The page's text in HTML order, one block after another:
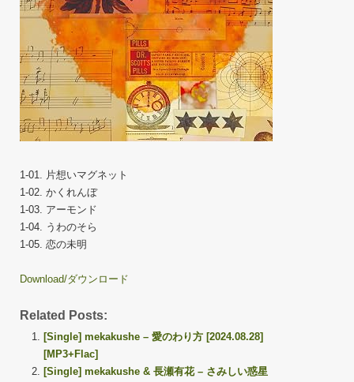
1-01. 片想いマグネット
1-02. かくれんぼ
1-03. アーモンド
1-04. うわのそら
1-05. 恋の未明
Download/ダウンロード
Related Posts:
[Single] mekakushe – 愛のわり方 [2024.08.28]
[MP3+Flac]
[Single] mekakushe & 長瀬有花 – さみしい惑星